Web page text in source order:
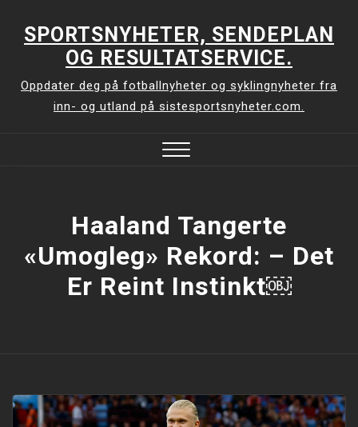
SPORTSNYHETER, SENDEPLAN
OG RESULTATSERVICE.
Oppdater deg på fotballnyheter og syklingnyheter fra
inn- og utland på sistesportsnyheter.com.
Haaland Tangerte
«umogleg» Rekord: – Det
Er Reint Instinkt￼